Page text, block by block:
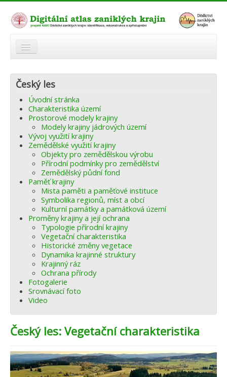
Modelová území
Zaniklé krajiny
Odkazy
Fórum
Autoři
Český les
Úvodní stránka
Charakteristika území
Prostorové modely krajiny
Modely krajiny jádrových území
Vývoj využití krajiny
Zemědělské využití krajiny
Objekty pro zemědělskou výrobu
Přírodní podmínky pro zemědělství
Zemědělský půdní fond
Paměť krajiny
Mista paměti a paměťové instituce
Symbolika regionů, míst a obcí
Kulturní památky a památková území
Proměny krajiny a její ochrana
Typologie přírodní krajiny
Vegetační charakteristika
Historické změny vegetace
Dynamika krajinné struktury
Krajinný ráz
Ochrana přírody
Fotogalerie
Srovnávací foto
Video
Český les: Vegetační charakteristika